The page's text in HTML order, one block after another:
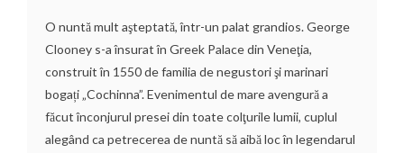
O nuntă mult aşteptată, într-un palat grandios. George
Clooney s-a însurat în Greek Palace din Veneţia,
construit în 1550 de familia de negustori şi marinari
bogați „Cochinna”. Evenimentul de mare avengură a
făcut înconjurul presei din toate colţurile lumii, cuplul
alegând ca petrecerea de nuntă să aibă loc în legendarul